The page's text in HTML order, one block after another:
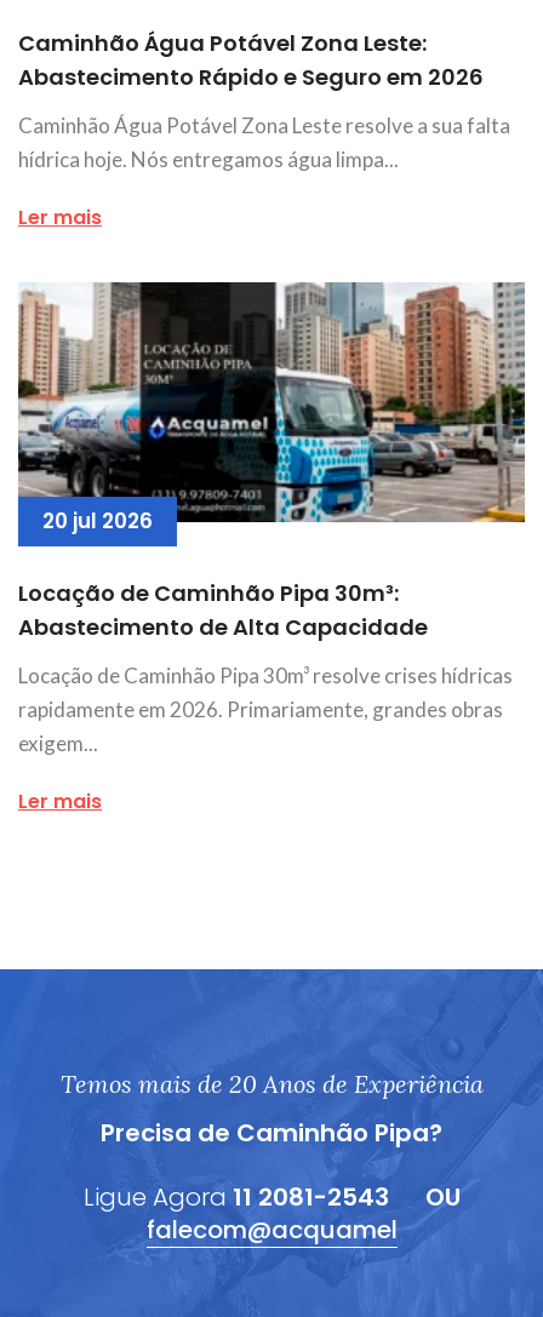
Caminhão Água Potável Zona Leste:
Abastecimento Rápido e Seguro em 2026
Caminhão Água Potável Zona Leste resolve a sua falta
hídrica hoje. Nós entregamos água limpa...
Ler mais
20 jul 2026
Locação de Caminhão Pipa 30m³:
Abastecimento de Alta Capacidade
Locação de Caminhão Pipa 30m³ resolve crises hídricas
rapidamente em 2026. Primariamente, grandes obras
exigem...
Ler mais
Temos mais de 20 Anos de Experiência
Precisa de Caminhão Pipa?
Ligue Agora 11 2081-2543
OU
falecom@acquamel